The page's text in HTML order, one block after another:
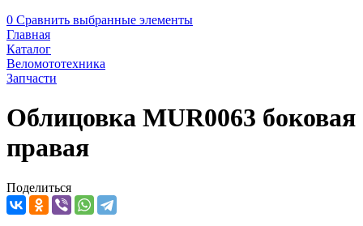
0 Сравнить выбранные элементы
Главная
Каталог
Веломототехника
Запчасти
Облицовка MUR0063 боковая
правая
Поделиться